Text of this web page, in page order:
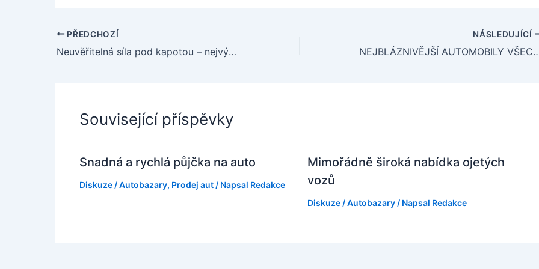
PŘEDCHOZÍ
Neuvěřitelná síla pod kapotou – nejvýkonnější superauta, která vás dostanou na sedadlo
NÁSLEDUJÍCÍ
NEJBLÁZNIVĚJŠÍ
Související příspěvky
Snadná a rychlá půjčka na auto
Diskuze /Autobazary, Prodej aut / Napsal Redakce
Mimořádně široká nabídka ojetých
vozů
Diskuze /Autobazary/ Napsal Redakce